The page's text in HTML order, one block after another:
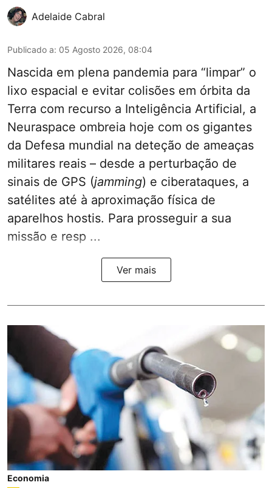
Adelaide Cabral
Publicado a: 05 Agosto 2026, 08:04
Nascida em plena pandemia para “limpar” o
lixo espacial e evitar colisões em órbita da
Terra com recurso a Inteligência Artificial, a
Neuraspace ombreia hoje com os gigantes
da Defesa mundial na deteção de ameaças
militares reais – desde a perturbação de
sinais de GPS (jamming) e ciberataques, a
satélites até à aproximação física de
aparelhos hostis. Para prosseguir a sua
missão e resp ...
Ver mais
Economia